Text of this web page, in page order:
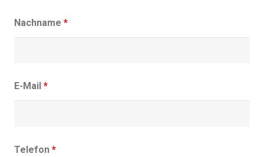
Nachname *
E-Mail *
Telefon *